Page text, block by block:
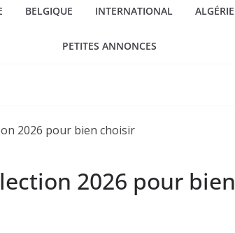
BELGIQUE INTERNATIONAL ALGÉRIE
PETITES ANNONCES
2026 pour bien